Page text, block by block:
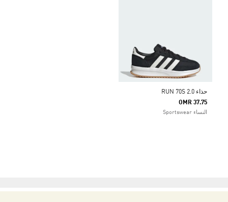
حذاء RUN 70S 2.0
OMR 37.75
النساء Sportswear